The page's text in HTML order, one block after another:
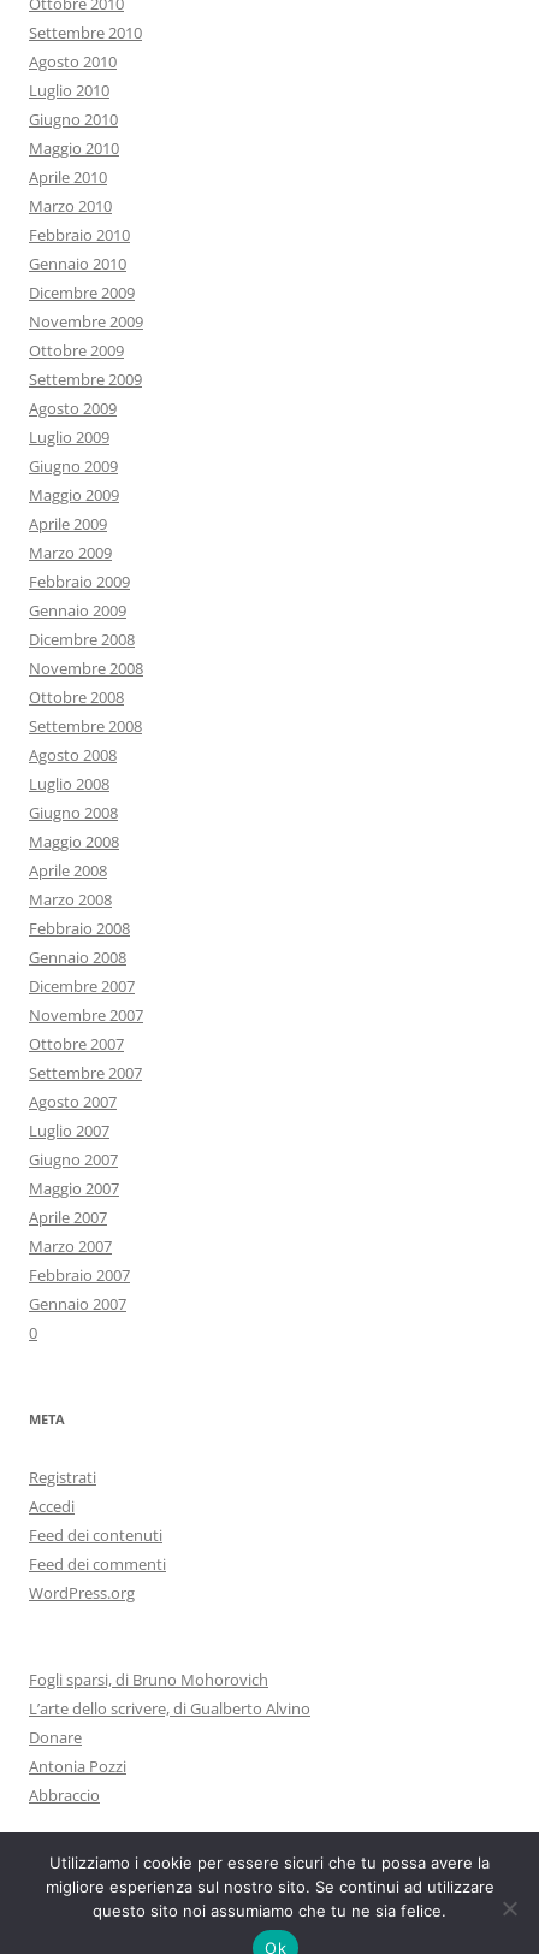
Settembre 2010
Agosto 2010
Luglio 2010
Giugno 2010
Maggio 2010
Aprile 2010
Marzo 2010
Febbraio 2010
Gennaio 2010
Dicembre 2009
Novembre 2009
Ottobre 2009
Settembre 2009
Agosto 2009
Luglio 2009
Giugno 2009
Maggio 2009
Aprile 2009
Marzo 2009
Febbraio 2009
Gennaio 2009
Dicembre 2008
Novembre 2008
Ottobre 2008
Settembre 2008
Agosto 2008
Luglio 2008
Giugno 2008
Maggio 2008
Aprile 2008
Marzo 2008
Febbraio 2008
Gennaio 2008
Dicembre 2007
Novembre 2007
Ottobre 2007
Settembre 2007
Agosto 2007
Luglio 2007
Giugno 2007
Maggio 2007
Aprile 2007
Marzo 2007
Febbraio 2007
Gennaio 2007
0
META
Registrati
Accedi
Feed dei contenuti
Feed dei commenti
WordPress.org
Fogli sparsi, di Bruno Mohorovich
L’arte dello scrivere, di Gualberto Alvino
Donare
Antonia Pozzi
Abbraccio
Utilizziamo i cookie per essere sicuri che tu possa avere la
migliore esperienza sul nostro sito. Se continui ad utilizzare
questo sito noi assumiamo che tu ne sia felice.
Ok